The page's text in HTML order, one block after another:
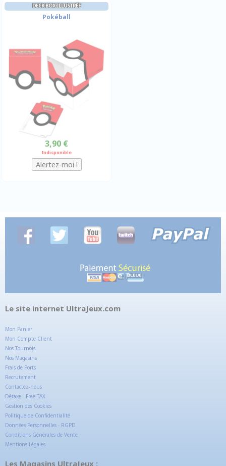
DECK BOX ILLUSTRÉE
Pokéball
3,90 €
Indisponible
Le site internet UltraJeux.com
Mon Panier
Mon Compte Client
Nos Tournois
Nos Magasins
Frais de Ports
Recrutement
Contactez-nous
Détaxe - Free TAX
Gestion des Cookies
Politique de Confidentialité
Données Personnelles - RGPD
Conditions Générales de Vente
Mentions Légales
Les Magasins UltraJeux :